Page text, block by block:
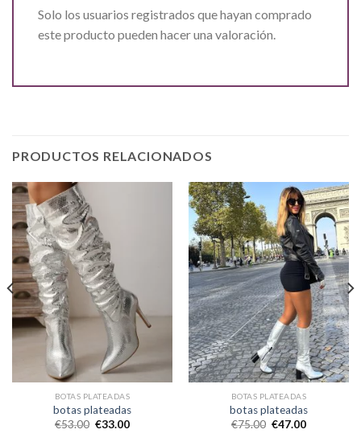
Solo los usuarios registrados que hayan comprado
este producto pueden hacer una valoración.
PRODUCTOS RELACIONADOS
BOTAS PLATEADAS
botas plateadas
€53.00 €33.00
BOTAS PLATEADAS
botas plateadas
€75.00 €47.00